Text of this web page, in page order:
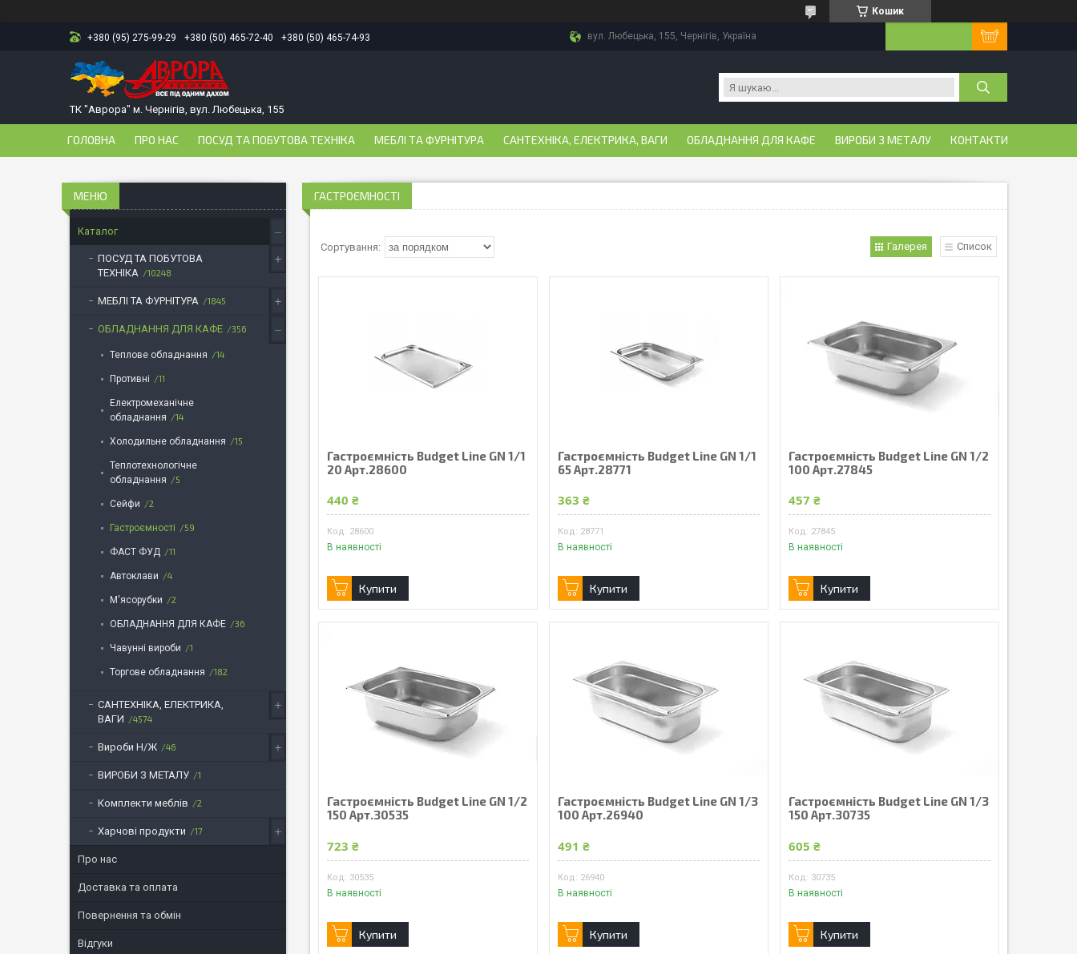
Кошик
+380 (95) 275-99-29 +380 (50) 465-72-40 +380 (50) 465-74-93 вул. Любецька, 155, Чернігів, Україна
ТК "Аврора" м. Чернігів, вул. Любецька, 155
ГОЛОВНА ПРО НАС ПОСУД ТА ПОБУТОВА ТЕХНІКА МЕБЛІ ТА ФУРНІТУРА САНТЕХНІКА, ЕЛЕКТРИКА, ВАГИ ОБЛАДНАННЯ ДЛЯ КАФЕ ВИРОБИ З МЕТАЛУ КОНТАКТИ
ГАСТРОЄМНОСТІ
Галерея Список
Гастроємність Budget Line GN 1/1
20 Арт.28600
440 ₴
28600
В наявності
Купити
Гастроємність Budget Line GN 1/1
65 Арт.28771
363 ₴
28771
В наявності
Купити
Гастроємність Budget Line GN 1/2
100 Арт.27845
457 ₴
27845
В наявності
Купити
Гастроємність Budget Line GN 1/2
150 Арт.30535
723 ₴
30535
В наявності
Купити
Гастроємність Budget Line GN 1/3
100 Арт.26940
491 ₴
26940
В наявності
Купити
Гастроємність Budget Line GN 1/3
150 Арт.30735
605 ₴
30735
В наявності
Купити
Каталог
ПОСУД ТА ПОБУТОВА
ТЕХНІКА
10248
МЕБЛІ ТА ФУРНІТУРА 1845
ОБЛАДНАННЯ ДЛЯ КАФЕ 356
Теплове обладнання 14
Противні 11
Електромеханічне
обладнання
14
Холодильне обладнання 15
Теплотехнологічне
обладнання
5
Сейфи 2
Гастроємності 59
ФАСТ ФУД 11
Автоклави 4
М'ясорубки 2
ОБЛАДНАННЯ ДЛЯ КАФЕ 36
Чавунні вироби 1
Торгове обладнання 182
САНТЕХНІКА, ЕЛЕКТРИКА,
ВАГИ
4574
Вироби Н/Ж 46
ВИРОБИ З МЕТАЛУ 1
Комплекти меблів 2
Харчові продукти 17
Про нас
Доставка та оплата
Повернення та обмін
Відгуки